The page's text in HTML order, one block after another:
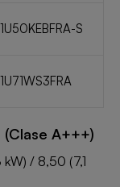
1U50KEBFRA-S
1U71WS3FRA
A+++)
/ 8,50 (7,1